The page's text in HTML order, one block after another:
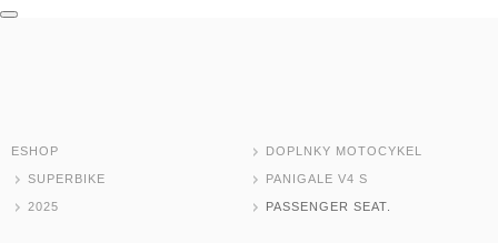
ESHOP
ESHOP DOPLNKY MOTOCYKEL
SUPERBIKE PANIGALE V4 S
2025 PASSENGER SEAT.